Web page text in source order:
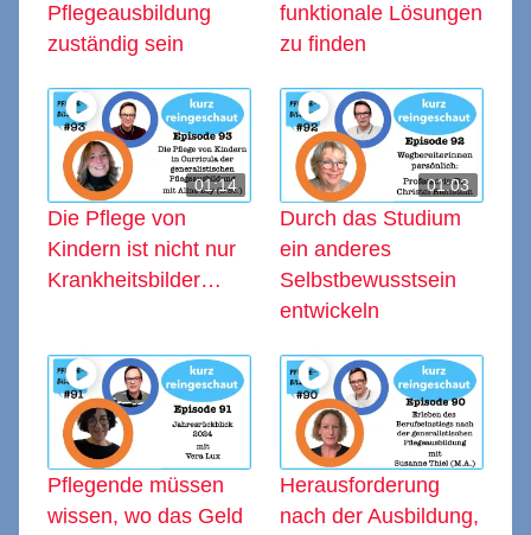
Pflegeausbildung
zuständig sein
funktionale Lösungen
zu finden
01:14
Die Pflege von
Kindern ist nicht nur
Krankheitsbilder…
01:03
Durch das Studium
ein anderes
Selbstbewusstsein
entwickeln
Pflegende müssen
wissen, wo das Geld
Herausforderung
nach der Ausbildung,